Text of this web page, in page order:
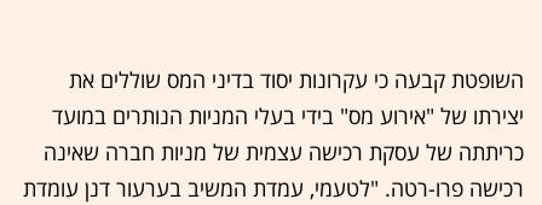
השופטת קבעה כי עקרונות יסוד בדיני המס שוללים את
יצירתו של "אירוע מס" בידי בעלי המניות הנותרים במועד
כריתתה של עסקת רכישה עצמית של מניות חברה שאינה
רכישה פרו-רטה. "לטעמי, עמדת המשיב בערעור דנן עומדת